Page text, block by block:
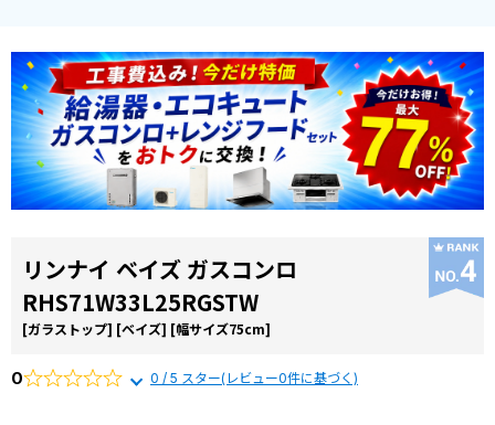
テッ
クの
強み
選ば
理由
施工
お役
コラ
ム
よく
リンナイ ベイズ ガスコンロ
RHS71W33L25RGSTW
[ガラストップ] [ベイズ] [幅サイズ75cm]
0 0 / 5 スター(レビュー0件に基づく)